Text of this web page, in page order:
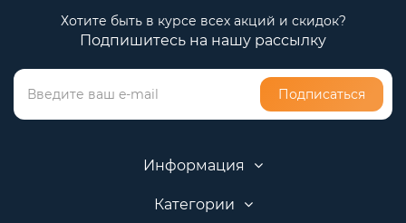
Хотите быть в курсе всех акций и скидок?
Подпишитесь на нашу рассылку
Подписаться
Информация
Категории